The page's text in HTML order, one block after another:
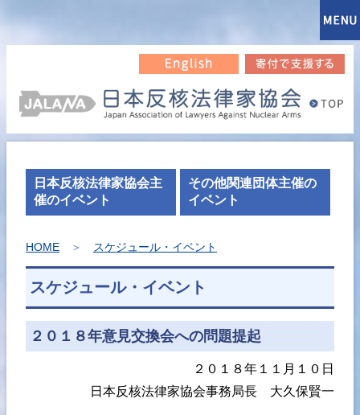
日本反核法律家協会主
催のイベント
その他関連団体主催の
イベント
HOME ＞ スケジュール・イベント
スケジュール・イベント
２０１８年意見交換会への問題提起
２０１８年１１月１０日
日本反核法律家協会事務局長 大久保賢一